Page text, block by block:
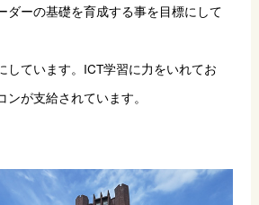
ダーの基礎を育成する事を目標にして
しています。ICT学習に力をいれてお
が支給されています。